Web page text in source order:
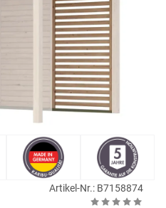
Artikel-Nr.: B7158874